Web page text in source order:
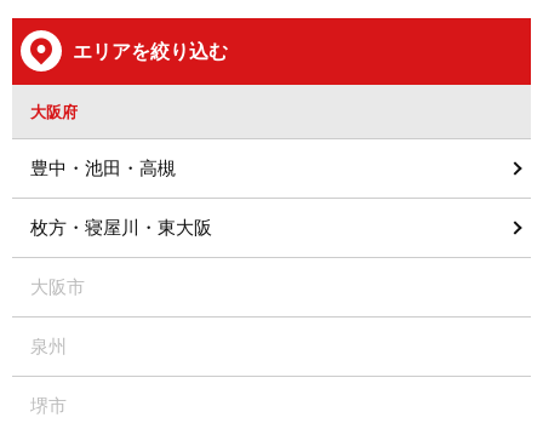
エリアを絞り込む
大阪府
豊中・池田・高槻
枚方・寝屋川・東大阪
大阪市
泉州
堺市